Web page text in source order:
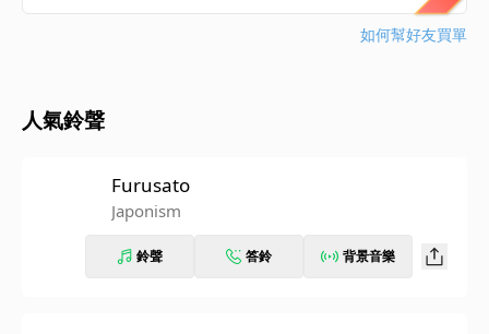
如何幫好友買單
人氣鈴聲
Furusato
Japonism
鈴聲 答鈴 背景音樂